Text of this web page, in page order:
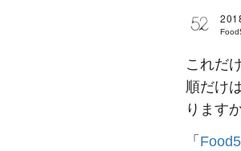
これだ
順だけ
ります
「